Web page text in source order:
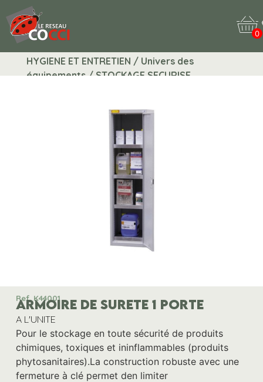
0
HYGIENE ET ENTRETIEN / Univers des
équipements / STOCKAGE SECURISE
Ref. K44001
ARMOIRE DE SURETE 1 PORTE
A L'UNITE
Pour le stockage en toute sécurité de produits
chimiques, toxiques et ininflammables (produits
phytosanitaires).La construction robuste avec une
fermeture à clé permet den limiter